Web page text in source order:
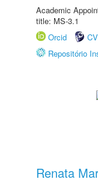
Academic
title: MS-3.1
Orcid
Repositório
Renata